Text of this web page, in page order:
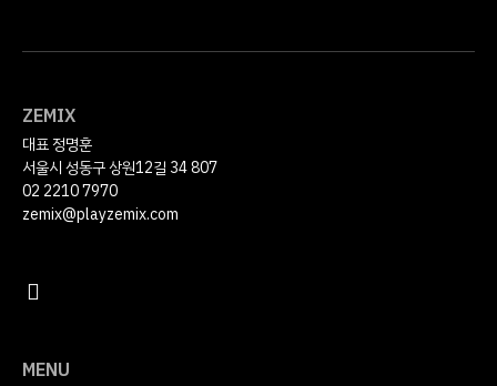
ZEMIX
대표 정명훈
서울시 성동구 상원12길 34 807
02 2210 7970
zemix@playzemix.com
MENU